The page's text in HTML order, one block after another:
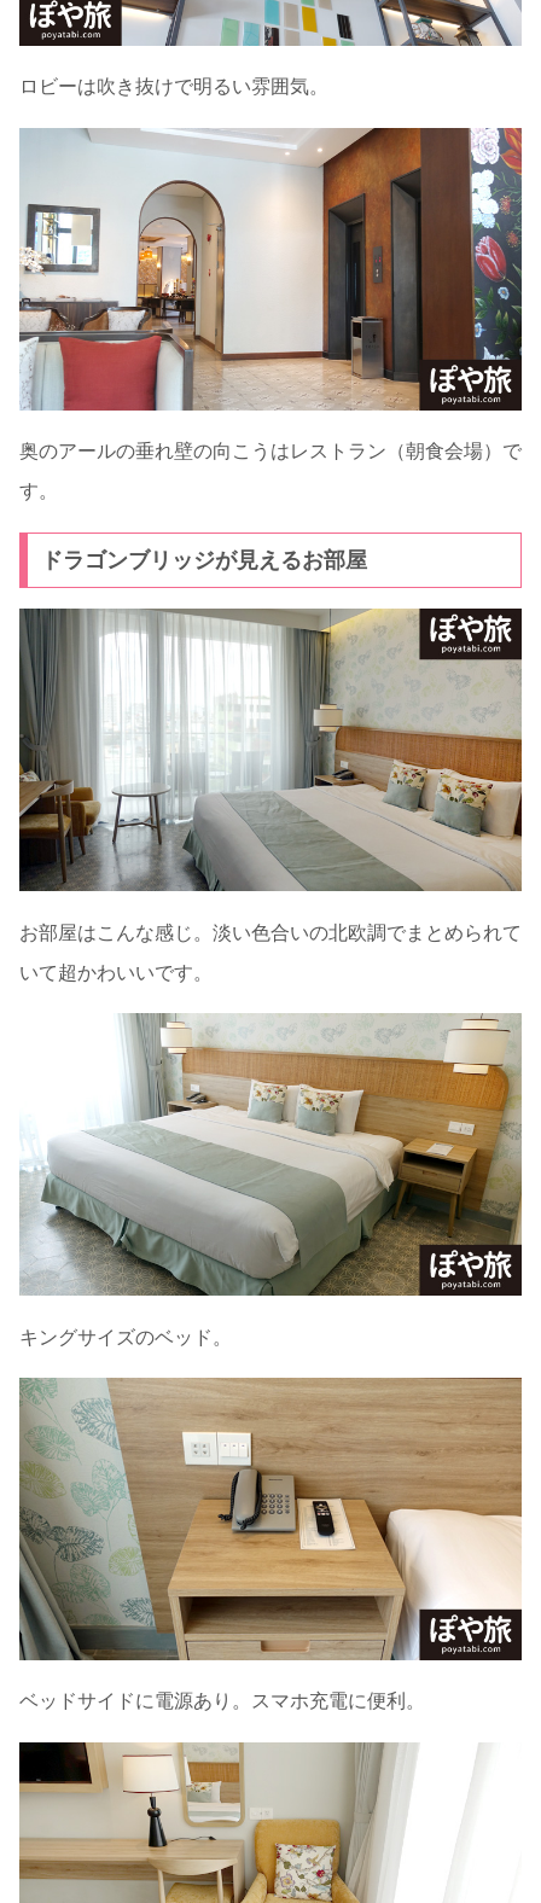
ロビーは吹き抜けで明るい雰囲気。
奥のアールの垂れ壁の向こうはレストラン（朝食会場）で
す。
ドラゴンブリッジが見えるお部屋
お部屋はこんな感じ。淡い色合いの北欧調でまとめられて
いて超かわいいです。
キングサイズのベッド。
ベッドサイドに電源あり。スマホ充電に便利。